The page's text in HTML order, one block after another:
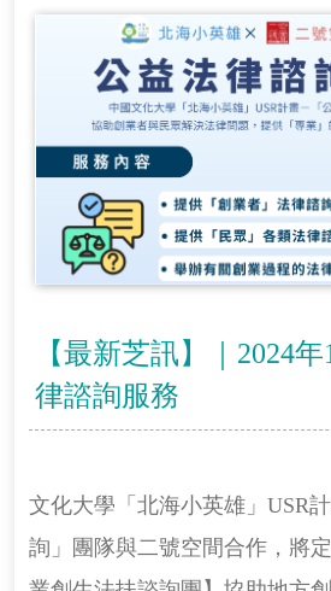
【最新芝訊】｜2024
律諮詢服務
文化大學「北海小英雄」USR
詢」團隊與二號空間合作，將